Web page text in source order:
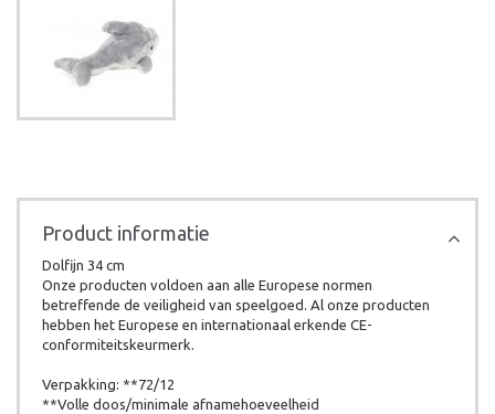
Product informatie
Dolfijn 34 cm
Onze producten voldoen aan alle Europese normen
betreffende de veiligheid van speelgoed. Al onze producten
hebben het Europese en internationaal erkende CE-
conformiteitskeurmerk.
Verpakking: **72/12
**Volle doos/minimale afnamehoeveelheid